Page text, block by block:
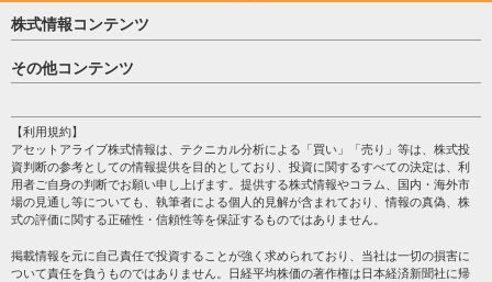
株式情報コンテンツ
日経平均
売買シグナル
株テーマ情報
海外市況
投資カレンダー
格付け情報
その他コンテンツ
個人情報保護方針
プライバシーポリシー
会社案内
サイトマップ
過去データ
【利用規約】
アセットアライブ株式情報は、テクニカル分析による「買い」「売り」等は、株式投
資判断の参考としての情報提供を目的としており、投資に関するすべての決定は、利
用者ご自身の判断でお願い申し上げます。提供する株式情報やコラム、国内・海外市
場の見通し等についても、執筆者による個人的見解が含まれており、情報の真偽、株
式の評価に関する正確性・信頼性等を保証するものではありません。
掲載情報を元に自己責任で投資することが強く求められており、当社は一切の損害に
ついて責任を負うものではありません。日経平均株価の著作権は日本経済新聞社に帰